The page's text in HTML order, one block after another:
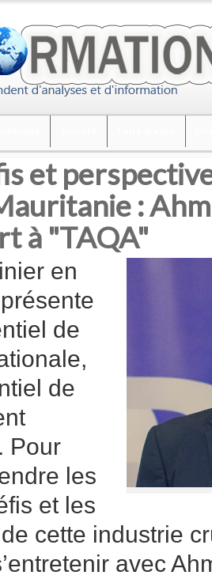
et
:
à "TAQA"
en
de
de
Pour
les
et les
cette industrie
avec